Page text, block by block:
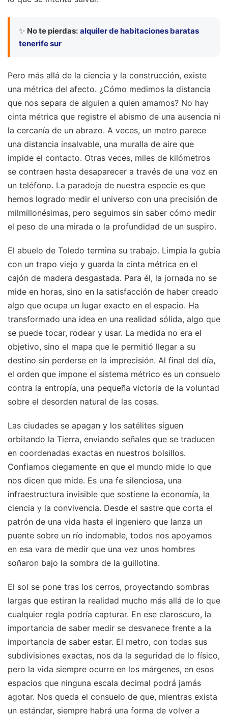
✨ No te pierdas: alquiler de habitaciones baratas
tenerife sur
Pero más allá de la ciencia y la construcción, existe
una métrica del afecto. ¿Cómo medimos la distancia
que nos separa de alguien a quien amamos? No hay
cinta métrica que registre el abismo de una ausencia ni
la cercanía de un abrazo. A veces, un metro parece
una distancia insalvable, una muralla de aire que
impide el contacto. Otras veces, miles de kilómetros
se contraen hasta desaparecer a través de una voz en
un teléfono. La paradoja de nuestra especie es que
hemos logrado medir el universo con una precisión de
milmillonésimas, pero seguimos sin saber cómo medir
el peso de una mirada o la profundidad de un suspiro.
El abuelo de Toledo termina su trabajo. Limpia la gubia
con un trapo viejo y guarda la cinta métrica en el
cajón de madera desgastada. Para él, la jornada no se
mide en horas, sino en la satisfacción de haber creado
algo que ocupa un lugar exacto en el espacio. Ha
transformado una idea en una realidad sólida, algo que
se puede tocar, rodear y usar. La medida no era el
objetivo, sino el mapa que le permitió llegar a su
destino sin perderse en la imprecisión. Al final del día,
el orden que impone el sistema métrico es un consuelo
contra la entropía, una pequeña victoria de la voluntad
sobre el desorden natural de las cosas.
Las ciudades se apagan y los satélites siguen
orbitando la Tierra, enviando señales que se traducen
en coordenadas exactas en nuestros bolsillos.
Confiamos ciegamente en que el mundo mide lo que
nos dicen que mide. Es una fe silenciosa, una
infraestructura invisible que sostiene la economía, la
ciencia y la convivencia. Desde el sastre que corta el
patrón de una vida hasta el ingeniero que lanza un
puente sobre un río indomable, todos nos apoyamos
en esa vara de medir que una vez unos hombres
soñaron bajo la sombra de la guillotina.
El sol se pone tras los cerros, proyectando sombras
largas que estiran la realidad mucho más allá de lo que
cualquier regla podría capturar. En ese claroscuro, la
importancia de saber medir se desvanece frente a la
importancia de saber estar. El metro, con todas sus
subdivisiones exactas, nos da la seguridad de lo físico,
pero la vida siempre ocurre en los márgenes, en esos
espacios que ninguna escala decimal podrá jamás
agotar. Nos queda el consuelo de que, mientras exista
un estándar, siempre habrá una forma de volver a